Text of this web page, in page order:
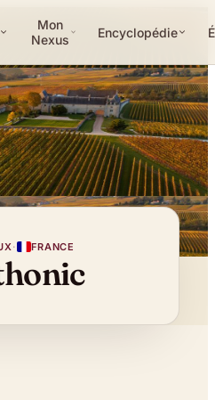
Mon
Nexus
Encyclopédie
· FRANCE